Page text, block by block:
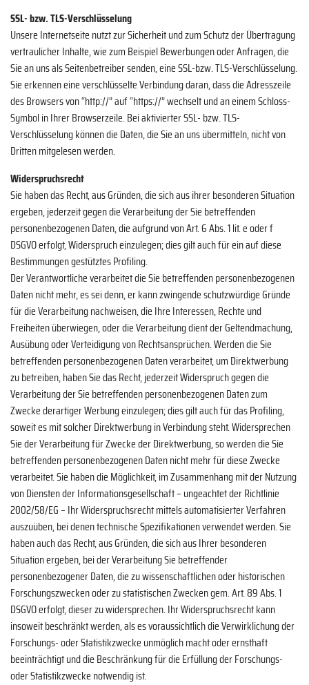
SSL- bzw. TLS-Verschlüsselung
Unsere Internetseite nutzt zur Sicherheit und zum Schutz der Übertragung
vertraulicher Inhalte, wie zum Beispiel Bewerbungen oder Anfragen, die
Sie an uns als Seitenbetreiber senden, eine SSL-bzw. TLS-Verschlüsselung.
Sie erkennen eine verschlüsselte Verbindung daran, dass die Adresszeile
des Browsers von “http://” auf “https://” wechselt und an einem Schloss-
Symbol in Ihrer Browserzeile. Bei aktivierter SSL- bzw. TLS-
Verschlüsselung können die Daten, die Sie an uns übermitteln, nicht von
Dritten mitgelesen werden.
Widerspruchsrecht
Sie haben das Recht, aus Gründen, die sich aus ihrer besonderen Situation
ergeben, jederzeit gegen die Verarbeitung der Sie betreffenden
personenbezogenen Daten, die aufgrund von Art. 6 Abs. 1 lit. e oder f
DSGVO erfolgt, Widerspruch einzulegen; dies gilt auch für ein auf diese
Bestimmungen gestütztes Profiling.
Der Verantwortliche verarbeitet die Sie betreffenden personenbezogenen
Daten nicht mehr, es sei denn, er kann zwingende schutzwürdige Gründe
für die Verarbeitung nachweisen, die Ihre Interessen, Rechte und
Freiheiten überwiegen, oder die Verarbeitung dient der Geltendmachung,
Ausübung oder Verteidigung von Rechtsansprüchen. Werden die Sie
betreffenden personenbezogenen Daten verarbeitet, um Direktwerbung
zu betreiben, haben Sie das Recht, jederzeit Widerspruch gegen die
Verarbeitung der Sie betreffenden personenbezogenen Daten zum
Zwecke derartiger Werbung einzulegen; dies gilt auch für das Profiling,
soweit es mit solcher Direktwerbung in Verbindung steht. Widersprechen
Sie der Verarbeitung für Zwecke der Direktwerbung, so werden die Sie
betreffenden personenbezogenen Daten nicht mehr für diese Zwecke
verarbeitet. Sie haben die Möglichkeit, im Zusammenhang mit der Nutzung
von Diensten der Informationsgesellschaft – ungeachtet der Richtlinie
2002/58/EG – Ihr Widerspruchsrecht mittels automatisierter Verfahren
auszuüben, bei denen technische Spezifikationen verwendet werden. Sie
haben auch das Recht, aus Gründen, die sich aus Ihrer besonderen
Situation ergeben, bei der Verarbeitung Sie betreffender
personenbezogener Daten, die zu wissenschaftlichen oder historischen
Forschungszwecken oder zu statistischen Zwecken gem. Art. 89 Abs. 1
DSGVO erfolgt, dieser zu widersprechen. Ihr Widerspruchsrecht kann
insoweit beschränkt werden, als es voraussichtlich die Verwirklichung der
Forschungs- oder Statistikzwecke unmöglich macht oder ernsthaft
beeinträchtigt und die Beschränkung für die Erfüllung der Forschungs-
oder Statistikzwecke notwendig ist.